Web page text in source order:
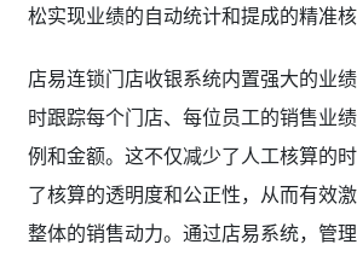
松实现业绩的自动统计和提成的精准核
店易连锁门店收银系统内置强大的业
时跟踪每个门店、每位员工的销售业
例和金额。这不仅减少了人工核算的
了核算的透明度和公正性，从而有效
整体的销售动力。通过店易系统，管